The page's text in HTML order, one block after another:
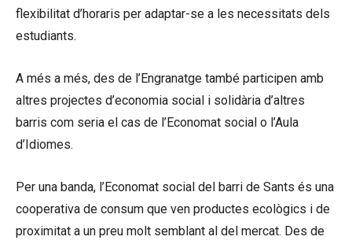
flexibilitat d’horaris per adaptar-se a les necessitats dels
estudiants.
A més a més, des de l’Engranatge també participen amb
altres projectes d’economia social i solidària d’altres
barris com seria el cas de l’Economat social o l’Aula
d’Idiomes.
Per una banda, l’Economat social del barri de Sants és una
cooperativa de consum que ven productes ecològics i de
proximitat a un preu molt semblant al del mercat. Des de